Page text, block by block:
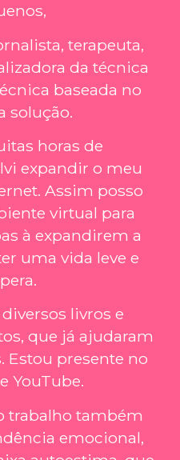
terapeuta,
da técnica
baseada no
solução.
horas de
expandir o meu
Assim posso
virtual para
à expandirem a
uma vida leve e
livros e
que já ajudaram
Estou presente no
YouTube.
trabalho também
emocional,